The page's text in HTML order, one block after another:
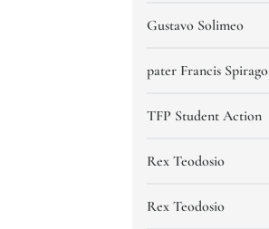
Gustavo Solimeo
pater Francis Spirago
TFP Student Action
Rex Teodosio
Rex Teodosio